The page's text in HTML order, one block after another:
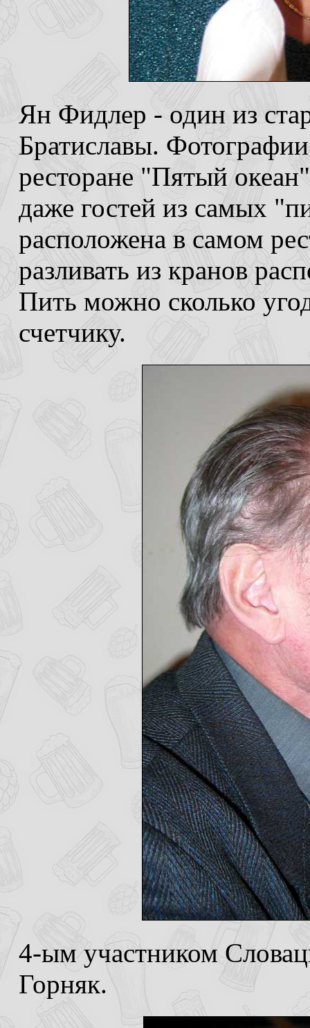
Ян Фидлер - один из
Братиславы.
ресторане "Пятый
даже гостей из самых
расположена в самом
разливать из кранов
Пить можно сколько
счетчику.
4-ым участником
Горняк.